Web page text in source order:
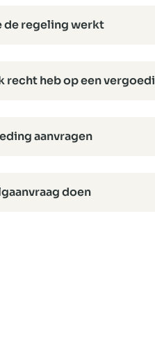
de regeling werkt
recht heb op een
aanvragen
doen